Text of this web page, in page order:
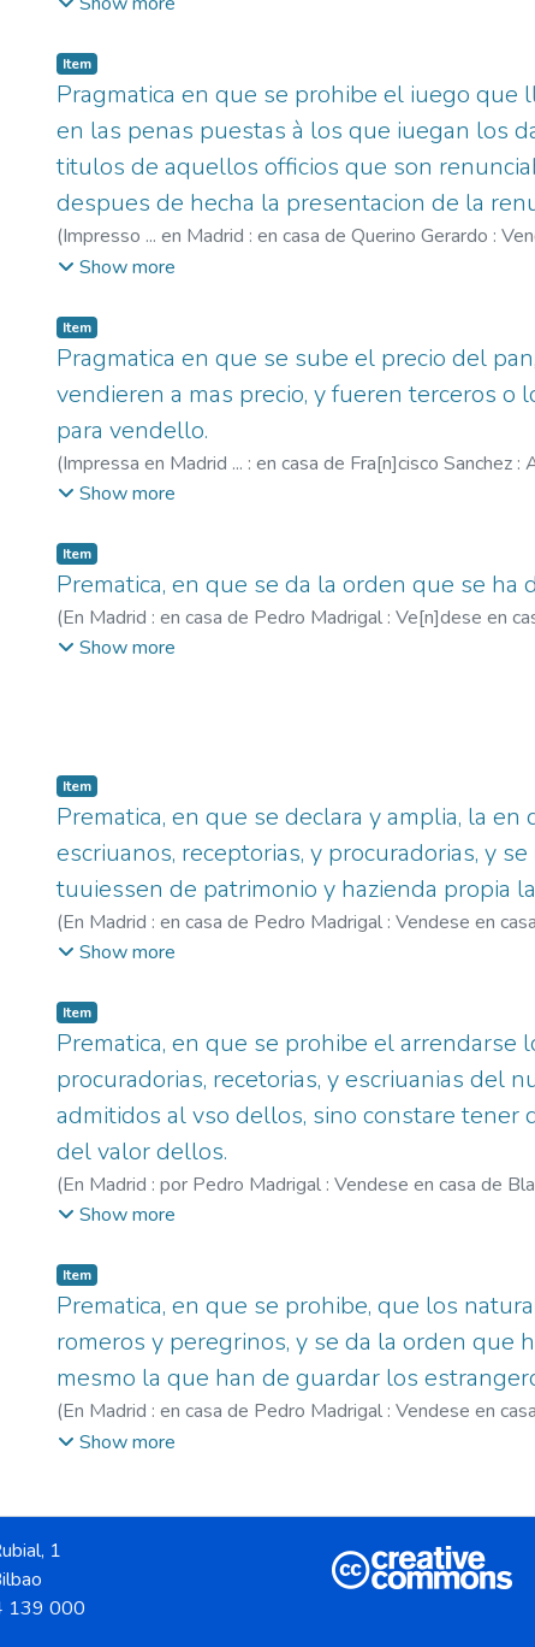
Item
Pragmatica en que se prohibe el iuego
en las penas puestas à los que iuegan los
titulos de aquellos officios que son
despues de hecha la presentacion de la
(Impresso ... en Madrid : en casa de Querino Gerardo :
Blas de, fl. 1568-1592
Show more
Item
Pragmatica en que se sube el precio del
vendieren a mas precio, y fueren terceros o
para vendello.
(Impressa en Madrid ... : en casa de Fra[n]cisco Sanchez
fl. 1568-1592
Show more
Item
Prematica, en que se da la orden que se
(En Madrid : en casa de Pedro Madrigal : Ve[n]dese en
1586-1600;Robles, Blas de, fl. 1568-1592
Show more
Item
Prematica, en que se declara y amplia, la
escriuanos, receptorias, y procuradorias, y
tuuiessen de patrimonio y hazienda propia
(En Madrid : en casa de Pedro Madrigal : Vendese en
1586-1600;Robles, Blas de, fl. 1568-1592
Show more
Item
Prematica, en que se prohibe el arrendarse
procuradorias, recetorias, y escriuanias del
admitidos al vso dellos, sino constare tener
del valor dellos.
(En Madrid : por Pedro Madrigal : Vendese en casa de
1600;Robles, Blas de, fl. 1568-1592
Show more
Item
Prematica, en que se prohibe, que los
romeros y peregrinos, y se da la orden que
mesmo la que han de guardar los
(En Madrid : en casa de Pedro Madrigal : Vendese en
1586-1600;Robles, Blas de, fl. 1568-1592
Show more
1
139 000